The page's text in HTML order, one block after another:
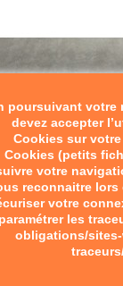
poursuivant votre
devez accepter
Cookies sur
Cookies (petits
votre
reconnaitre
votre
paramétrer les
obligations/